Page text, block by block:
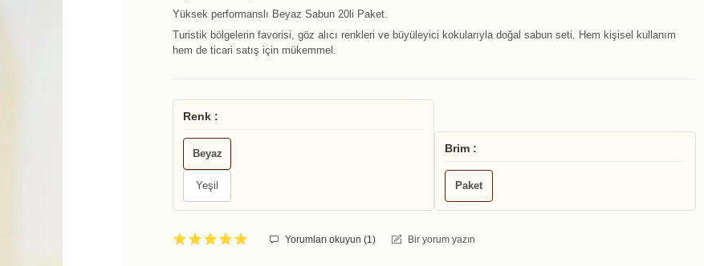
Yüksek performanslı Beyaz Sabun 20li Paket.
Turistik bölgelerin favorisi, göz alıcı renkleri ve büyüleyici kokularıyla doğal sabun seti. Hem kişisel kullanım
hem de ticari satış için mükemmel.
Renk :
Beyaz
Yeşil
Brim :
Paket
Yorumları okuyun (1 ) Bir yorum yazın